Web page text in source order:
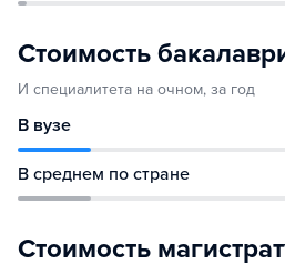
Стоимость
И специалитета на очном, за год
В вузе
В среднем по стране
Стоимость